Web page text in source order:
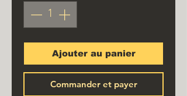
Ajouter au panier
Commander et payer